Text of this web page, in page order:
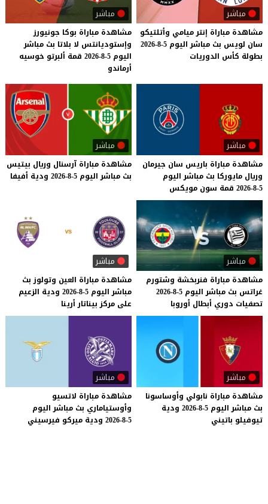
مباشر
مشاهدة مباراة إنترميامي وأتلتيكو
سان لويس بث مباشر اليوم 5-8-2026
بطولة كأس الدوريات
مباشر
مشاهدة مباراة بوكا جونيورز
وإستوديانتس لا بلاتا بث مباشر
اليوم 5-8-2026 قمة ألبرتو خوسيه
أرماندو
مباشر
مشاهدة مباراة باريس سان جيرمان
وريال مايوركا بث مباشر اليوم
5-8-2026
قمة سون مويكس
مباشر
مشاهدة مباراة آرسنال وريال بيتيس
بث مباشر اليوم 5-8-2026 ودية أفيفا
مباشر
مشاهدة مباراة فنربخشة وشتورم
غراتس بث مباشر اليوم 5-8-2026
تصفيات دوري أبطال أوروبا
مباشر
مشاهدة مباراة العين وتولوز بث
مباشر اليوم 5-8-2026 ودية الزعيم
على مركز بيناتار أرينا
مباشر
مشاهدة مباراة نابولي وأوساسونا
بث مباشر اليوم 5-8-2026
ودية
تيوفيلو باتيني
مباشر
مشاهدة مباراة لاتسيو
وأوستياماري بث مباشر اليوم
5-8-2026
ودية ميركو فيرسيني